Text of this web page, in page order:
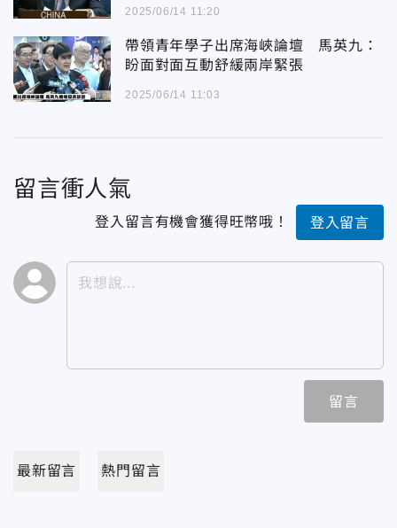
2025/06/14 11:20
帶領青年學子出席海峽論壇 馬英九：
盼面對面互動舒緩兩岸緊張
2025/06/14 11:03
留言衝人氣
登入留言有機會獲得旺幣哦！ 登入留言
留言
最新留言 熱門留言